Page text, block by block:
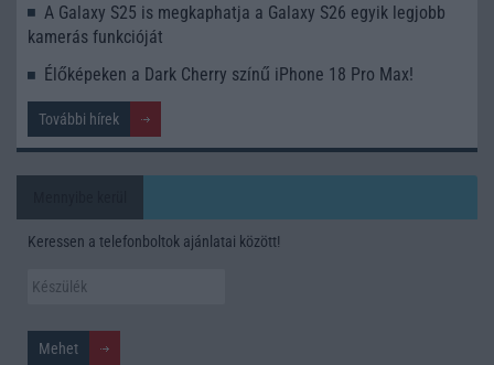
A Galaxy S25 is megkaphatja a Galaxy S26 egyik legjobb
kamerás funkcióját
Élőképeken a Dark Cherry színű iPhone 18 Pro Max!
További hírek
Keressen a telefonboltok ajánlatai között!